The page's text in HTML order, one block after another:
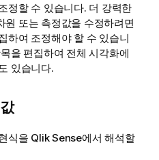
정할 수 있습니다. 더 강력한
원 또는 측정값을 수정하려면
하여 조정해야 할 수 있습니
을 편집하여 전체 시각화에
있습니다.
식을 Qlik Sense에서 해석할